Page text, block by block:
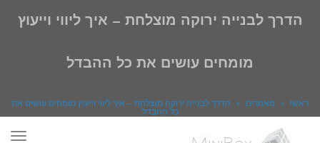
הדרך לבנייה ירוקה מוצלחת – איך ליווי וייעוץ
מומחים עושים את כל ההבדל
ראשי » מאמרים »
הדרך לבנייה ירוקה מוצלחת – איך ליווי וייעוץ מומחים עושים את
כל ההבדל